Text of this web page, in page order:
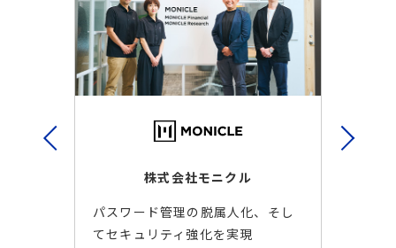
株式会社モニクル
パスワード管理の脱属人化、そし
てセキュリティ強化を実現